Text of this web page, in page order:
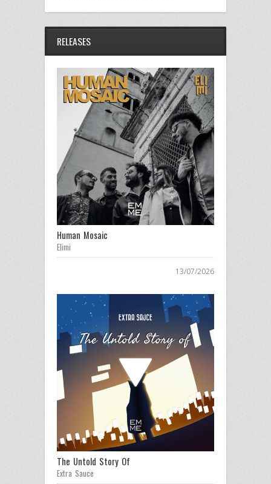
RELEASES
Human Mosaic
Elimi
13/07/2026
The Untold Story Of
Extra Sauce